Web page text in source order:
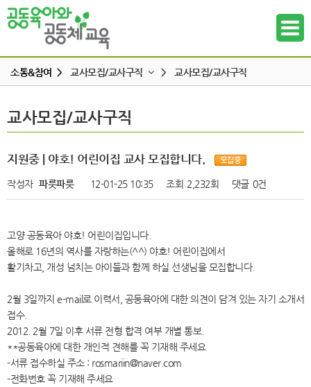
하위메뉴
하위메뉴
하위메뉴
소통&참여 > 교사모집/교사구직 >
공동육아 ing
터전 소식
교사모집/교사구직
알리고 싶어요
나도 한마디
교사모집/교사구직
교사모집/교사구직
지원중 | 야호! 어린이집 교사 모집합니다.
작성자 파릇파릇 12-01-25 10:35 조회 2,232회 댓글 0건
고양 공동육아 야호! 어린이집입니다.
올해로 16년의 역사를 자랑하는(^^) 야호! 어린이집에서
활기차고, 개성 넘치는 아이들과 함께 하실 선생님을 모집합니다.
2월 3일까지 e-mail로 이력서, 공동육아에 대한 의견이 담겨 있는 자기 소개서
접수.
2012. 2월 7일 이후 서류 전형 합격 여부 개별 통보.
**공동육아에 대한 개인적 견해를 꼭 기재해 주세요
-서류 접수하실 주소 : rosmariin@naver.com
-전화번호 꼭 기재해 주세요